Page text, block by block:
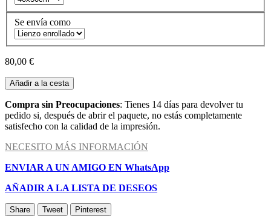
Se envía como
80,00 €
Añadir a la cesta
Compra sin Preocupaciones: Tienes 14 días para devolver tu
pedido si, después de abrir el paquete, no estás completamente
satisfecho con la calidad de la impresión.
NECESITO MÁS INFORMACIÓN
ENVIAR A UN AMIGO EN WhatsApp
AÑADIR A LA LISTA DE DESEOS
Share Tweet Pinterest